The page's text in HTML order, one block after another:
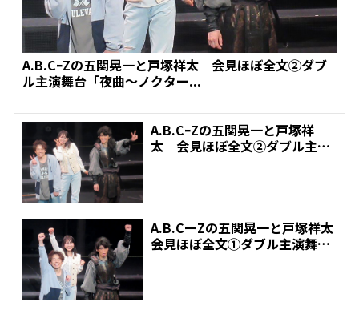
A.B.CｰZの五関晃一と戸塚祥太 会見ほぼ全文②ダブ
ル主演舞台「夜曲～ノクター...
A.B.CｰZの五関晃一と戸塚祥
太 会見ほぼ全文②ダブル主演
A.B.CーZの五関晃一と戸塚祥太
会見ほぼ全文①ダブル主演舞台